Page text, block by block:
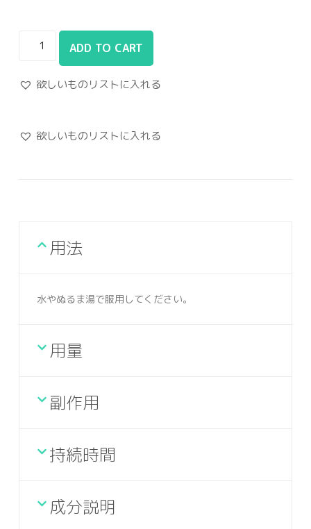
ADD TO CART
欲しいものリストに入れる
欲しいものリストに入れる
用法
水やぬるま湯で服用してください。
用量
副作用
持続時間
成分説明